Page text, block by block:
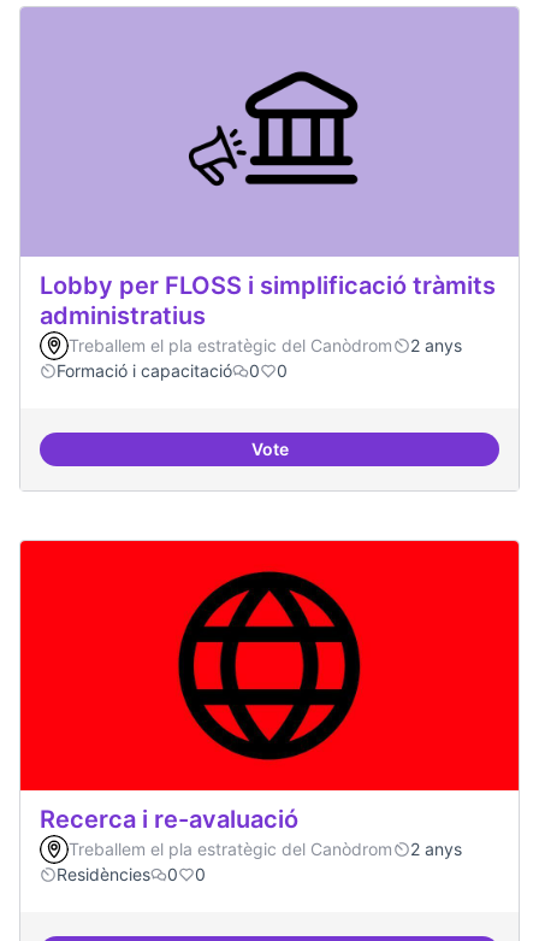
Lobby per FLOSS i simplificació tràmits
administratius
Treballem el pla estratègic del Canòdrom
2 anys
Formació i capacitació
0 0
VoteLobby per FLOSS i
Recerca i re-avaluació
Treballem el pla estratègic del Canòdrom
2 anys
Residències
0 0